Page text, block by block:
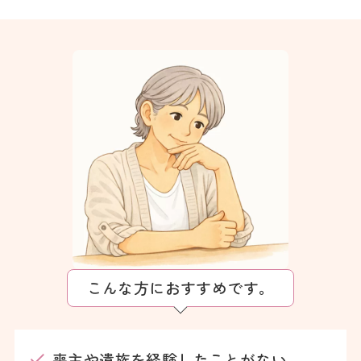
こんな方におすすめです。